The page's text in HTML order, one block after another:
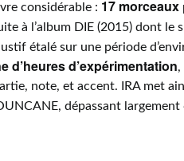
considérable : 17 morceaux
à l’album DIE (2015) dont le
étalé sur une période
d’heures d’expérimentation,
note, et accent. IRA met
dépassant largement